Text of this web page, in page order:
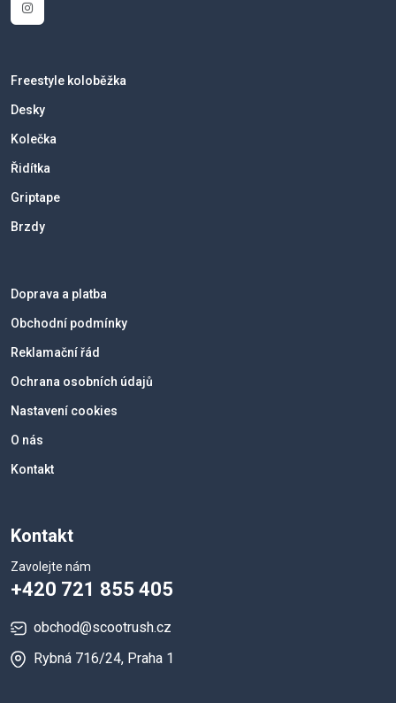
Freestyle koloběžka
Desky
Kolečka
Řidítka
Griptape
Brzdy
Doprava a platba
Obchodní podmínky
Reklamační řád
Ochrana osobních údajů
Nastavení cookies
O nás
Kontakt
Kontakt
Zavolejte nám
+420 721 855 405
obchod@scootrush.cz
Rybná 716/24, Praha 1